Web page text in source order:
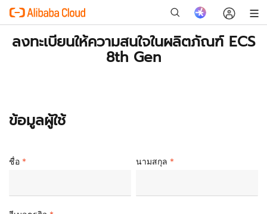
ลงทะเบียนให้ความสนใจในผลิตภัณฑ์ ECS
8th Gen
ข้อมูลผู้ใช้
ชื่อ นามสกุล